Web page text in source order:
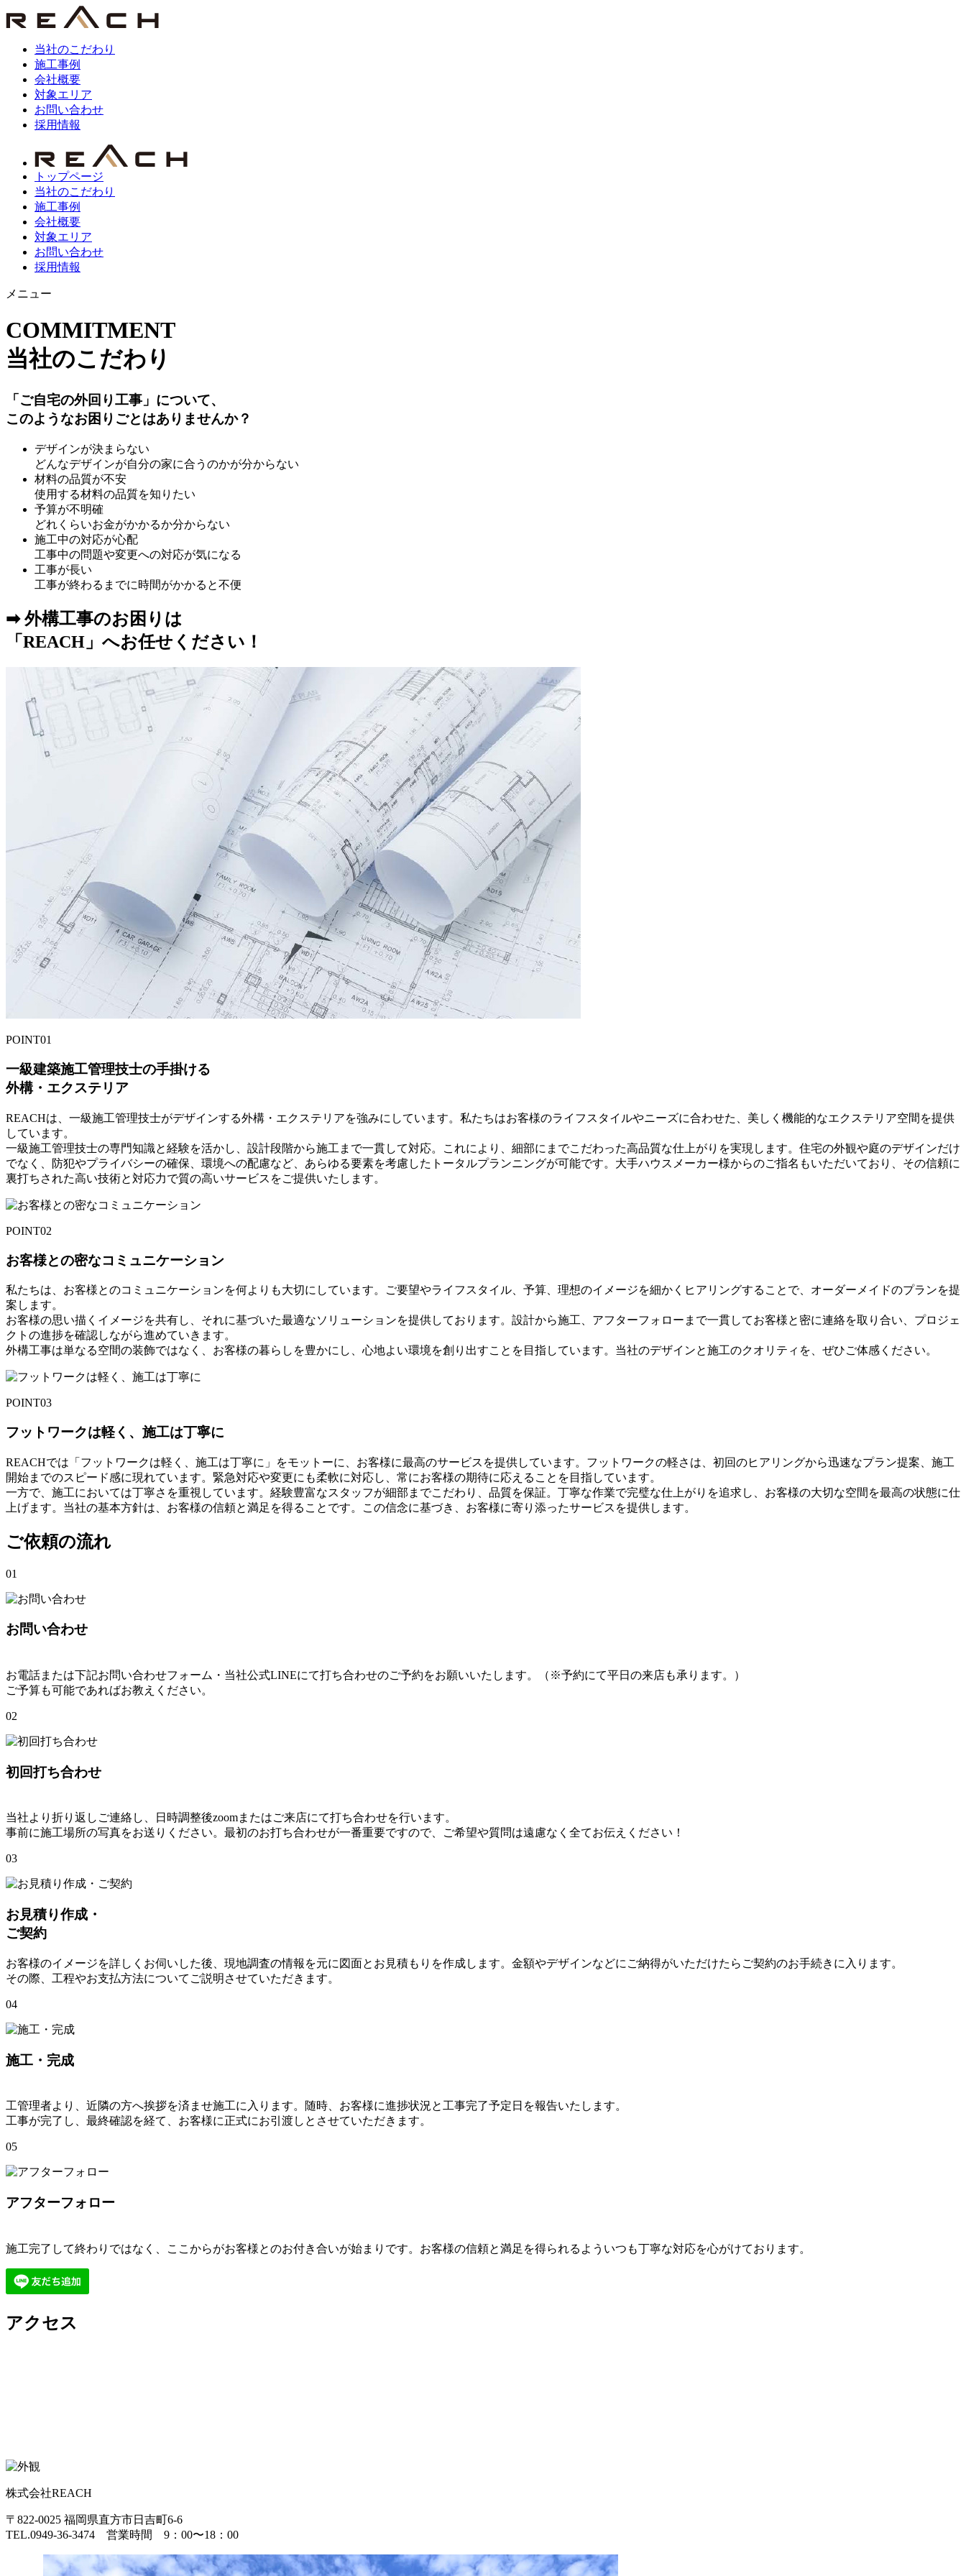
当社のこだわり
施工事例
会社概要
対象エリア
お問い合わせ
採用情報
トップページ
当社のこだわり
施工事例
会社概要
対象エリア
お問い合わせ
採用情報
メニュー
COMMITMENT
当社のこだわり
「ご自宅の外回り工事」 について、
このようなお困りごとはありませんか？
デザインが決まらない
どんなデザインが自分の家に合うのかが分からない
材料の品質が不安
使用する材料の品質を知りたい
予算が不明確
どれくらいお金がかかるか分からない
施工中の対応が心配
工事中の問題や変更への対応が気になる
工事が長い
工事が終わるまでに時間がかかると不便
➡ 外構工事のお困りは
「REACH」へお任せください！
POINT01
一級建築施工管理技士の手掛ける
外構・エクステリア
REACHは、一級施工管理技士がデザインする外構・エクステリアを強みにしています。私たちはお客様のライフスタイルやニーズに合わせた、美しく機能的なエクステリア空間を提供
しています。
一級施工管理技士の専門知識と経験を活かし、設計段階から施工まで一貫して対応。これにより、細部にまでこだわった高品質な仕上がりを実現します。住宅の外観や庭のデザインだけ
でなく、防犯やプライバシーの確保、環境への配慮など、あらゆる要素を考慮したトータルプランニングが可能です。大手ハウスメーカー様からのご指名もいただいており、その信頼に
裏打ちされた高い技術と対応力で質の高いサービスをご提供いたします。
POINT02
お客様との密なコミュニケーション
私たちは、お客様とのコミュニケーションを何よりも大切にしています。ご要望やライフスタイル、予算、理想のイメージを細かくヒアリングすることで、オーダーメイドのプランを提
案します。
お客様の思い描くイメージを共有し、それに基づいた最適なソリューションを提供しております。設計から施工、アフターフォローまで一貫してお客様と密に連絡を取り合い、プロジェ
クトの進捗を確認しながら進めていきます。
外構工事は単なる空間の装飾ではなく、お客様の暮らしを豊かにし、心地よい環境を創り出すことを目指しています。当社のデザインと施工のクオリティを、ぜひご体感ください。
POINT03
フットワークは軽く、施工は丁寧に
REACHでは「フットワークは軽く、施工は丁寧に」をモットーに、お客様に最高のサービスを提供しています。フットワークの軽さは、初回のヒアリングから迅速なプラン提案、施工
開始までのスピード感に現れています。緊急対応や変更にも柔軟に対応し、常にお客様の期待に応えることを目指しています。
一方で、施工においては丁寧さを重視しています。経験豊富なスタッフが細部までこだわり、品質を保証。丁寧な作業で完璧な仕上がりを追求し、お客様の大切な空間を最高の状態に仕
上げます。当社の基本方針は、お客様の信頼と満足を得ることです。この信念に基づき、お客様に寄り添ったサービスを提供します。
ご依頼の流れ
01
お問い合わせ
お電話または下記お問い合わせフォーム・当社公式LINEにて打ち合わせのご予約をお願いいたします。（※予約にて平日の来店も承ります。）
ご予算も可能であればお教えください。
02
初回打ち合わせ
当社より折り返しご連絡し、日時調整後zoomまたはご来店にて打ち合わせを行います。
事前に施工場所の写真をお送りください。最初のお打ち合わせが一番重要ですので、ご希望や質問は遠慮なく全てお伝えください！
03
お見積り作成・
ご契約
お客様のイメージを詳しくお伺いした後、現地調査の情報を元に図面とお見積もりを作成します。金額やデザインなどにご納得がいただけたらご契約のお手続きに入ります。
その際、工程やお支払方法についてご説明させていただきます。
04
施工・完成
工管理者より、近隣の方へ挨拶を済ませ施工に入ります。随時、お客様に進捗状況と工事完了予定日を報告いたします。
工事が完了し、最終確認を経て、お客様に正式にお引渡しとさせていただきます。
05
アフターフォロー
施工完了して終わりではなく、ここからがお客様とのお付き合いが始まりです。お客様の信頼と満足を得られるよういつも丁寧な対応を心がけております。
アクセス
株式会社REACH
〒822-0025 福岡県直方市日吉町6-6
TEL.0949-36-3474 営業時間 9：00〜18：00